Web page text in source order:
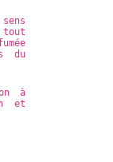
tout
du
à
et